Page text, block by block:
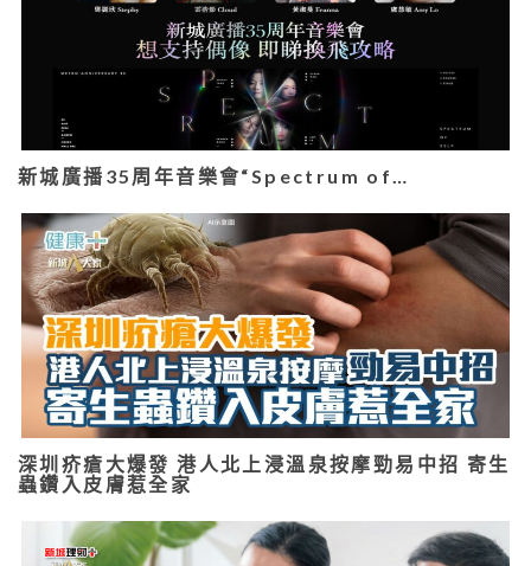
新城廣播35周年音樂會“Spectrum of…
深圳疥瘡大爆發 港人北上浸溫泉按摩勁易中招 寄生
蟲鑽入皮膚惹全家